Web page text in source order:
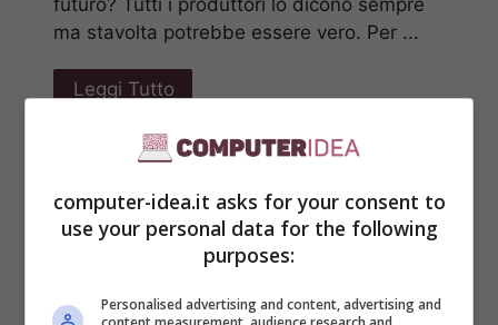
futuro? Tutti i produttori lo dicono sempre
ma stavolta potrebbe essere vero. Per ...
Leggi Tutto
computer-idea.it asks for your consent to
use your personal data for the following
purposes:
Personalised advertising and content, advertising and